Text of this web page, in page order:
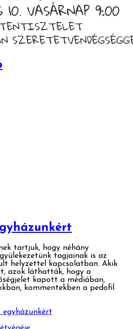
tartjuk, hogy néhány
tagjainak is az
helyzettel kapcsolatban. Akik
azok láthatták, hogy a
kapott a médiában,
kommentekben a pedofil
egyházunkért